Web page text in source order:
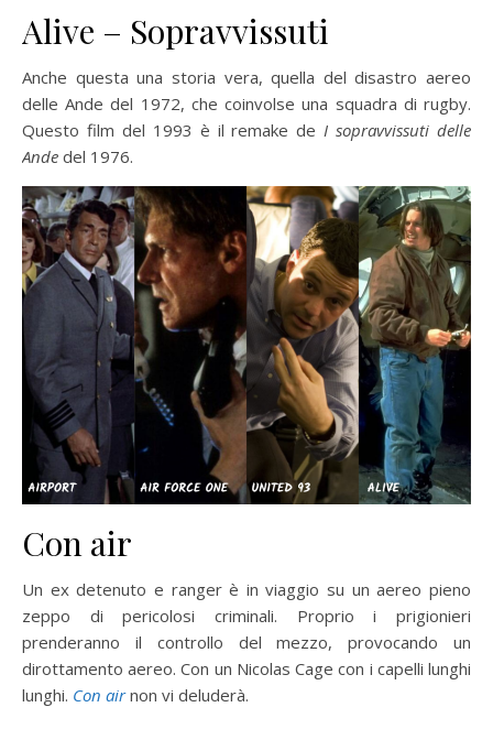
Alive – Sopravvissuti
Anche questa una storia vera, quella del disastro aereo
delle Ande del 1972, che coinvolse una squadra di rugby.
Questo film del 1993 è il remake de I sopravvissuti delle
Ande del 1976.
Con air
Un ex detenuto e ranger è in viaggio su un aereo pieno
zeppo di pericolosi criminali. Proprio i prigionieri
prenderanno il controllo del mezzo, provocando un
dirottamento aereo. Con un Nicolas Cage con i capelli lunghi
lunghi. Con airnon vi deluderà.